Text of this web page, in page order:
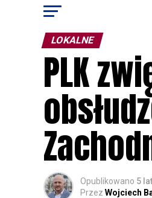
LOKALNE
PLK
Opublikowano 5
Przez Wojciech